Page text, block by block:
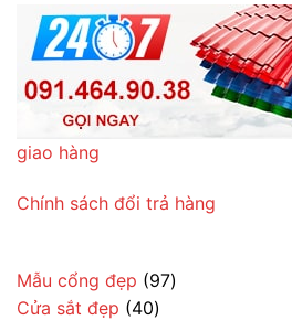
giao hàng
Chính sách đổi trả hàng
Mẫu cổng đẹp 9797
Cửa sắt đẹp 4040